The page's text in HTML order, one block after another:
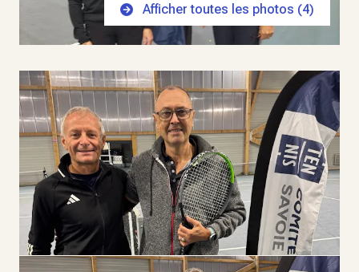
Afficher toutes les photos (4)